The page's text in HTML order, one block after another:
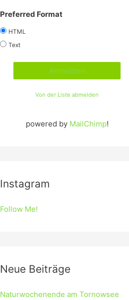
Preferred Format
HTML
Text
Von der Liste abmelden
powered by MailChimp!
Instagram
Follow Me!
Neue Beiträge
Naturwochenende am Tornowsee